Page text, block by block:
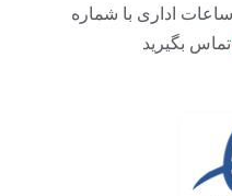
ساعات اداری با شماره
تماس بگیرید